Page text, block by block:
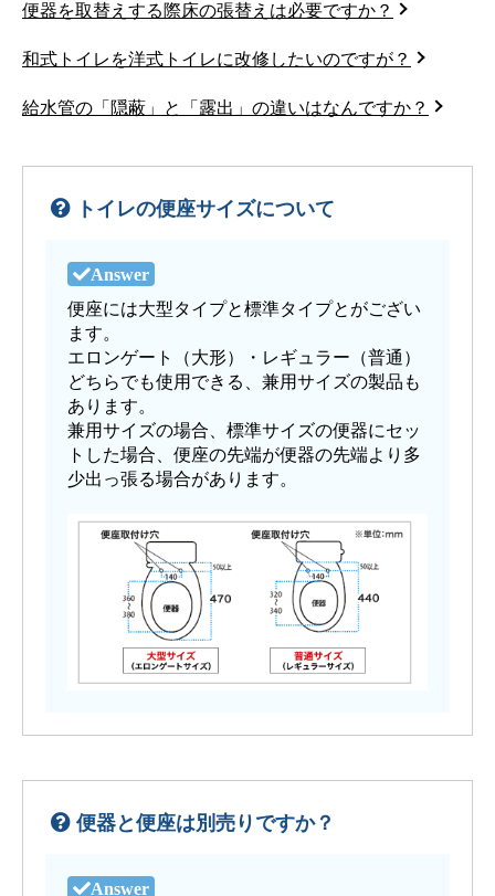
便器を取替えする際床の張替えは必要ですか？
和式トイレを洋式トイレに改修したいのですが？
給水管の「隠蔽」と「露出」の違いはなんですか？
トイレの便座サイズについて
便座には大型タイプと標準タイプとがござい
ます。
エロンゲート（大形）・レギュラー（普通）
どちらでも使用できる、兼用サイズの製品も
あります。
兼用サイズの場合、標準サイズの便器にセッ
トした場合、便座の先端が便器の先端より多
少出っ張る場合があります。
便器と便座は別売りですか？